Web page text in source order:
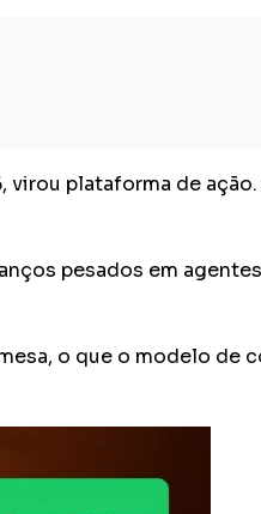
virou plataforma de
pesados em
o que o modelo de